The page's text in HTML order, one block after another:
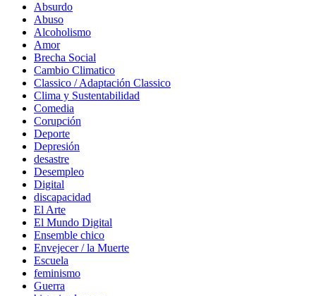
Absurdo
Abuso
Alcoholismo
Amor
Brecha Social
Cambio Climatico
Classico / Adaptación Classico
Clima y Sustentabilidad
Comedia
Corupción
Deporte
Depresión
desastre
Desempleo
Digital
discapacidad
El Arte
El Mundo Digital
Ensemble chico
Envejecer / la Muerte
Escuela
feminismo
Guerra